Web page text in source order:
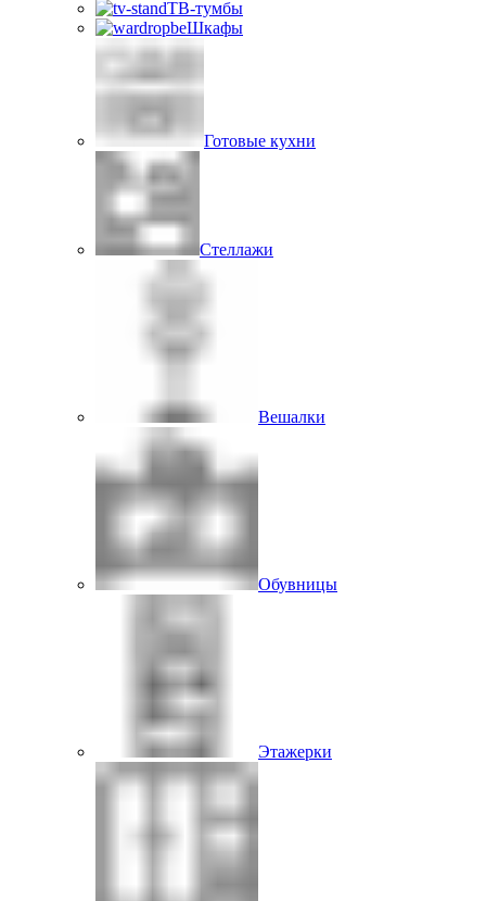
ТВ-тумбы
Шкафы
Готовые кухни
Стеллажи
Вешалки
Обувницы
Этажерки